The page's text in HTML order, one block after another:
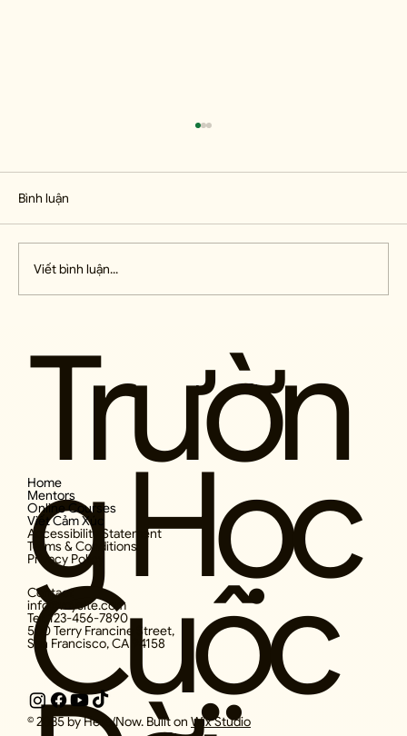
Táo - Art Is A Guarantee Of Sanity
Bình luận
Viết bình luận...
Trườn
g Học
Cuộc
Home
Mentors
Online Courses
Viết Cảm Xúc
Accessibility Statement
Terms & Conditions
Privacy Policy
Contact
info@mysite.com
Tel: 123-456-7890
500 Terry Francine Street,
San Francisco, CA 94158
© 2035 by Here/Now. Built on Wix Studio